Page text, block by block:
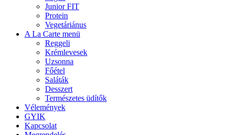
Junior FIT
Protein
Vegetáriánus
A La Carte menü
Reggeli
Krémlevesek
Uzsonna
Főétel
Saláták
Desszert
Természetes üdítők
Vélemények
GYIK
Kapcsolat